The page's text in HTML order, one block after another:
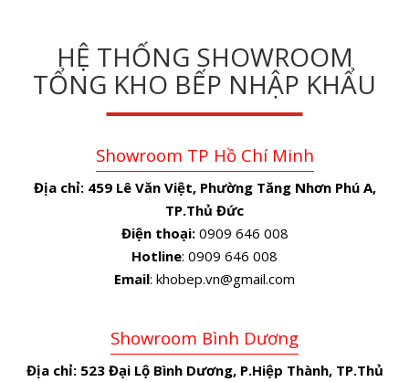
HỆ THỐNG SHOWROOM
TỔNG KHO BẾP NHẬP KHẨU
Showroom TP Hồ Chí Minh
Địa chỉ: 459 Lê Văn Việt, Phường Tăng Nhơn Phú A,
TP.Thủ Đức
Điện thoại:0909 646 008
Hotline: 0909 646 008
Email: khobep.vn@gmail.com
Showroom Bình Dương
Địa chỉ: 523 Đại Lộ Bình Dương, P.Hiệp Thành, TP.Thủ